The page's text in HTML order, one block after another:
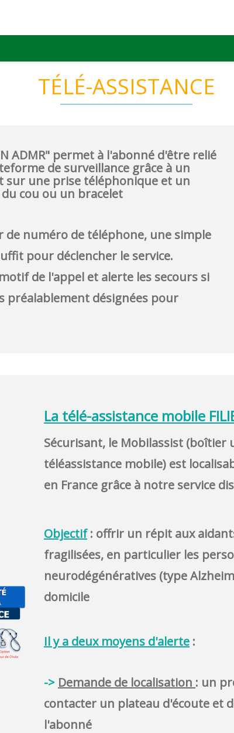
TÉLÉ-ASSISTANCE
ADMR" permet à l'abonné d'être relié
de surveillance grâce à un
sur une prise téléphonique et un
cou ou un bracelet
de numéro de téléphone, une simple
pour déclencher le service.
de l'appel et alerte les secours si
préalablement désignées pour
La télé-assistance mobile
Sécurisant, le Mobilassist
téléassistance mobile) est
en France grâce à notre service
Objectif : offrir un répit aux
fragilisées, en particulier les
neurodégénératives (type
domicile
Il y a deux moyens d'alerte :
-> Demande de localisation : un
contacter un plateau d'écoute et
l'abonné